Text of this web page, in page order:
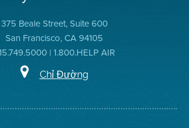
375 Beale Street, Suite 600
San Francisco, CA 94105
| 1.800.HELP AIR
Chỉ Đường